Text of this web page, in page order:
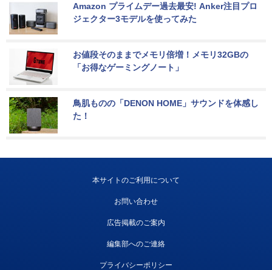
Amazon プライムデー過去最安! Anker注目プロ
ジェクター3モデルを使ってみた
お値段そのままでメモリ倍増！メモリ32GBの
「お得なゲーミングノート」
鳥肌ものの「DENON HOME」サウンドを体感し
た！
本サイトのご利用について
お問い合わせ
広告掲載のご案内
編集部へのご連絡
プライバシーポリシー